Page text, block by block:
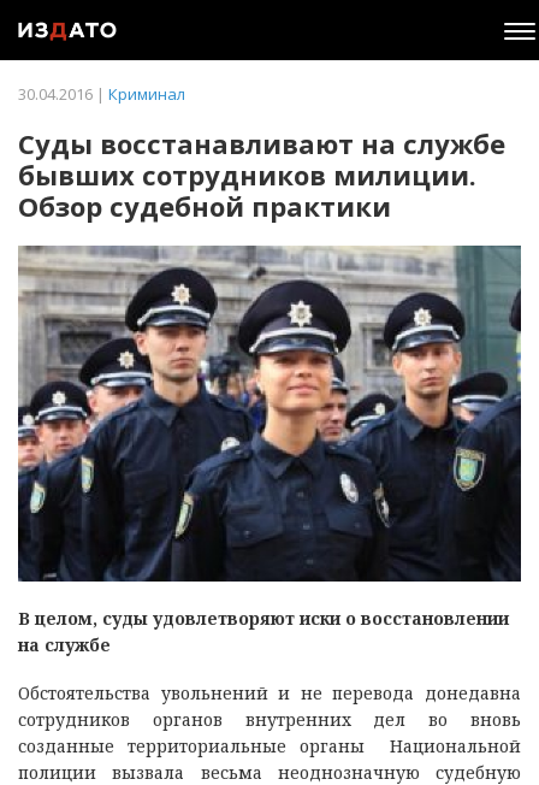
30.04.2016 | Криминал
Суды восстанавливают на службе
бывших сотрудников милиции.
Обзор судебной практики
В целом, суды удовлетворяют иски о восстановлении
на службе
Обстоятельства увольнений и не перевода донедавна
сотрудников органов внутренних дел во вновь
созданные территориальные органы Национальной
полиции вызвала весьма неоднозначную судебную